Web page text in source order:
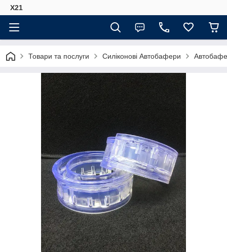
Х21
Товари та послуги Силіконові Автобафери